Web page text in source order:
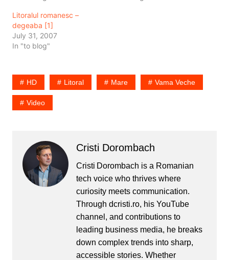
acum 2 ani, asa incat
pentru mine Mamaia nu a
oferit nimic in plus fata…
Litoralul romanesc –
degeaba [1]
July 31, 2007
In "to blog"
HD Litoral Mare Vama Veche
Video
Cristi Dorombach
Cristi Dorombach is a Romanian
tech voice who thrives where
curiosity meets communication.
Through dcristi.ro, his YouTube
channel, and contributions to
leading business media, he breaks
down complex trends into sharp,
accessible stories. Whether